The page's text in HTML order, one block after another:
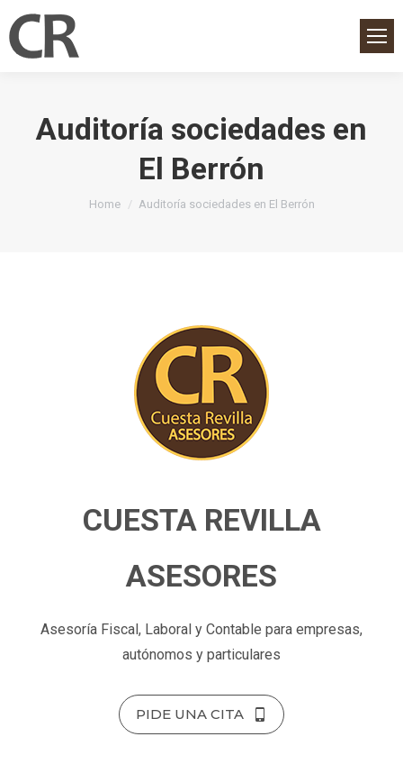
Auditoría sociedades en
El Berrón
You are here:
Home Auditoría sociedades en El Berrón
CUESTA REVILLA
ASESORES
Asesoría Fiscal, Laboral y Contable para empresas,
autónomos y particulares
PIDE UNA CITA